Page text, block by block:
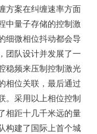
方案在纠缠速率方面
中量子存储的控制激
细微相位抖动都会导
团队设计并发展了一
稳频来压制控制激光
相位关联，最后通过
。采用以上相位控制
相距十几千米远的量
构建了国际上首个城